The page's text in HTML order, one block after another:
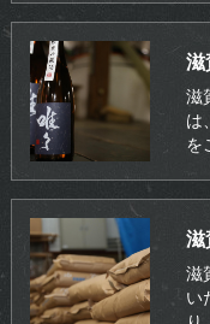
滋
滋
は
を
滋
滋
い